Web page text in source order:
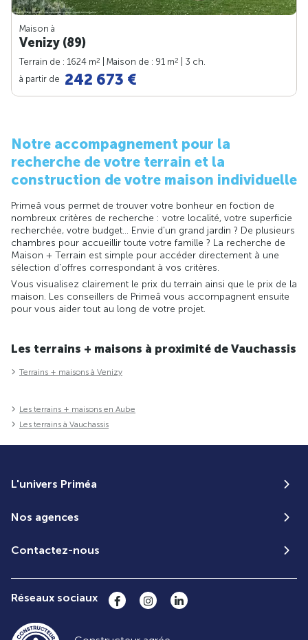
Maison à
Venizy (89)
Terrain de : 1624 m2 | Maison de : 91 m2
| 3 ch.
à partir de 242 673 €
Notre accompagnement pour la
recherche de votre terrain et la
construction de votre maison individuelle
Primeâ vous permet de trouver votre bonheur en foction de
nombreux critères de recherche : votre localité, votre superficie
recherchée, votre budget... Envie d'un grand jardin ? De plusieurs
chambres pour accueillir toute votre famille ? La recherche de
Maison + Terrain est simple pour accéder directement à une
sélection d'offres correspondant à vos critères.
Vous visualisez clairement le prix du terrain ainsi que le prix de la
maison. Les conseillers de Primeâ vous accompagnent ensuite
pour vous aider tout au long de votre projet.
Les terrains + maisons à proximité de Vauchassis
Terrains + maisons à Venizy
Les terrains + maisons en Aube
Les terrains à Vauchassis
L'univers Priméa
Nos agences
Contactez-nous
Réseaux sociaux